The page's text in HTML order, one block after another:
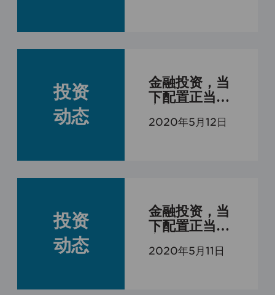
投资
动态
金融投资，当
下配置正当时-
2020年5月12日
投资
动态
金融投资，当
下配置正当时-
2020年5月11日